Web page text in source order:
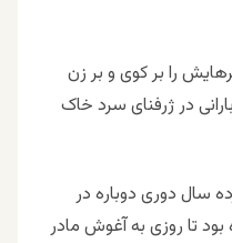
را بر کوی و بر زن
در ژرفنای سرد خاک
سال دوری دوباره در
تا روزی به آغوش مادر